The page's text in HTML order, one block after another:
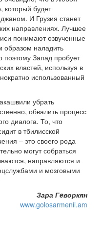
который будет
И Грузия станет
направлениях. Лучшее
понимают озвученные
образом наладить
Запад пробует
властей, используя в
использованный
убрать
обвалить процесс
диалога. То, что
в тбилисской
– это своего рода
могут собраться
направляются и
и мозговыми
Зара Гeворкян
www.golosarmenii.am